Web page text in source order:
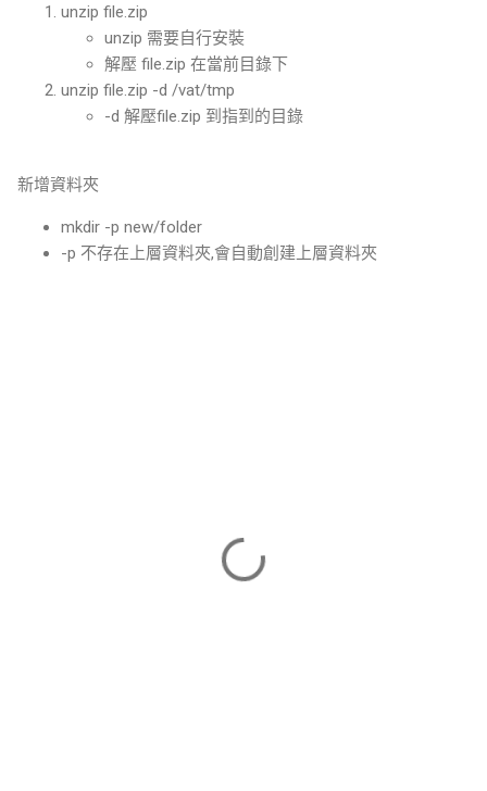
unzip file.zip
unzip 需要自行安裝
解壓 file.zip 在當前目錄下
unzip file.zip -d /vat/tmp
-d 解壓file.zip 到指到的目錄
新增資料夾
mkdir -p new/folder
-p 不存在上層資料夾,會自動創建上層資料夾